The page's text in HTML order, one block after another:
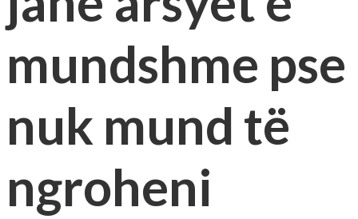
mundshme pse
nuk mund të
ngroheni